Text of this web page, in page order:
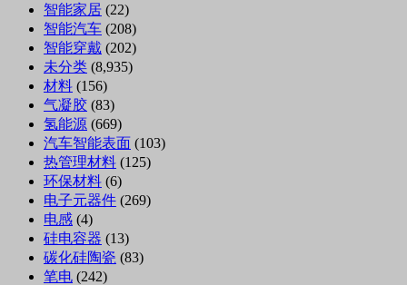
智能家居 (22)
智能汽车 (208)
智能穿戴 (202)
未分类 (8,935)
材料 (156)
气凝胶 (83)
氢能源 (669)
汽车智能表面 (103)
热管理材料 (125)
环保材料 (6)
电子元器件 (269)
电感 (4)
硅电容器 (13)
碳化硅陶瓷 (83)
笔电 (242)